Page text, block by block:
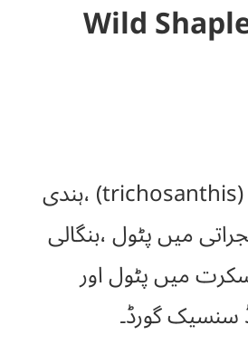
Wild
پنجابی میں پرول (trichosanthis) ،ہندی
میں پٹول ،بنگالی
میں پٹول اور
سنسیک گورڈ۔